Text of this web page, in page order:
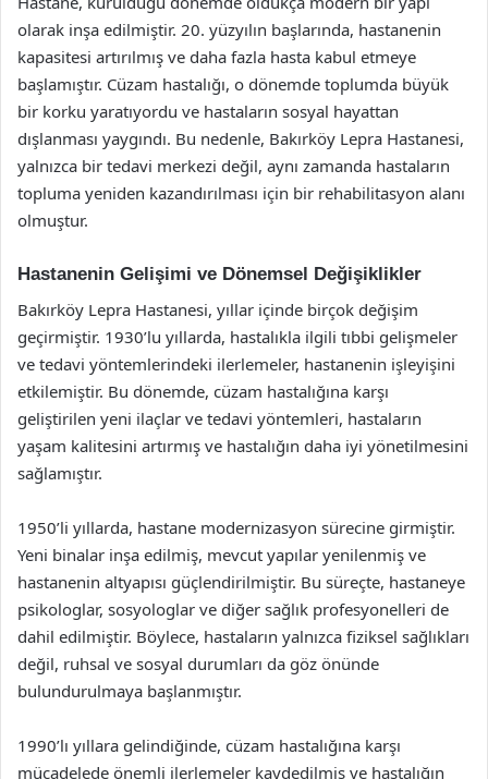
olarak inşa edilmiştir. 20. yüzyılın başlarında, hastanenin
kapasitesi artırılmış ve daha fazla hasta kabul etmeye
başlamıştır. Cüzam hastalığı, o dönemde toplumda büyük
bir korku yaratıyordu ve hastaların sosyal hayattan
dışlanması yaygındı. Bu nedenle, Bakırköy Lepra Hastanesi,
yalnızca bir tedavi merkezi değil, aynı zamanda hastaların
topluma yeniden kazandırılması için bir rehabilitasyon alanı
olmuştur.
Hastanenin Gelişimi ve Dönemsel Değişiklikler
Bakırköy Lepra Hastanesi, yıllar içinde birçok değişim
geçirmiştir. 1930’lu yıllarda, hastalıkla ilgili tıbbi gelişmeler
ve tedavi yöntemlerindeki ilerlemeler, hastanenin işleyişini
etkilemiştir. Bu dönemde, cüzam hastalığına karşı
geliştirilen yeni ilaçlar ve tedavi yöntemleri, hastaların
yaşam kalitesini artırmış ve hastalığın daha iyi yönetilmesini
sağlamıştır.
1950’li yıllarda, hastane modernizasyon sürecine girmiştir.
Yeni binalar inşa edilmiş, mevcut yapılar yenilenmiş ve
hastanenin altyapısı güçlendirilmiştir. Bu süreçte, hastaneye
psikologlar, sosyologlar ve diğer sağlık profesyonelleri de
dahil edilmiştir. Böylece, hastaların yalnızca fiziksel sağlıkları
değil, ruhsal ve sosyal durumları da göz önünde
bulundurulmaya başlanmıştır.
1990’lı yıllara gelindiğinde, cüzam hastalığına karşı
mücadelede önemli ilerlemeler kaydedilmiş ve hastalığın